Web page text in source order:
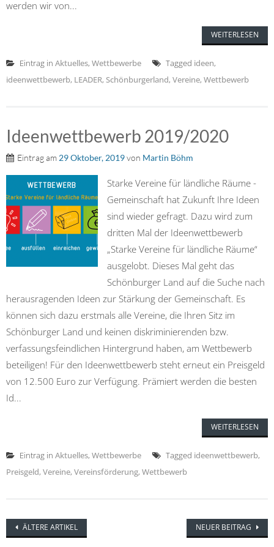
werden wir von...
WEITERLESEN
Eintrag in Aktuelles, Wettbewerbe Tagged ideen,
ideenwettbewerb, LEADER, Schönburgerland, Vereine, Wettbewerb
Ideenwettbewerb 2019/2020
Eintrag am 29 Oktober, 2019von Martin Böhm
Starke Vereine für ländliche Räume -
Gemeinschaft hat Zukunft Ihre Ideen
sind wieder gefragt. Dazu wird zum
dritten Mal der Ideenwettbewerb
„Starke Vereine für ländliche Räume“
ausgelobt. Dieses Mal geht das
Schönburger Land auf die Suche nach
herausragenden Ideen zur Stärkung der Gemeinschaft. Es
können sich dazu erstmals alle Vereine, die Ihren Sitz im
Schönburger Land und keinen diskriminierenden bzw.
verfassungsfeindlichen Hintergrund haben, am Wettbewerb
beteiligen! Für den Ideenwettbewerb steht erneut ein Preisgeld
von 12.500 Euro zur Verfügung. Prämiert werden die besten
Id...
WEITERLESEN
Eintrag in Aktuelles, Wettbewerbe Tagged ideenwettbewerb,
Preisgeld, Vereine, Vereinsförderung, Wettbewerb
Posts
ÄLTERE ARTIKEL NEUER BEITRAG